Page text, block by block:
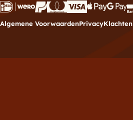
Algemene VoorwaardenPrivacyKlachten